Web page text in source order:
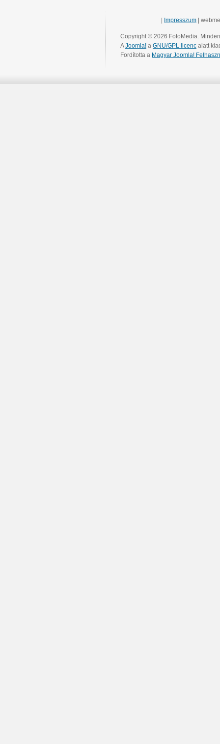
Impresszum |
Copyright © 2026 FotoMedia.
AJoomla! a GNU/GPL licenc alatt
Fordította a Magyar Joomla!